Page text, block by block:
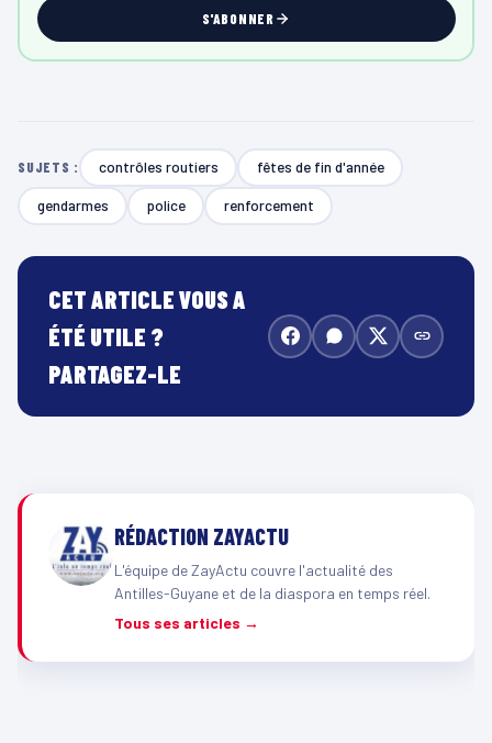
S'ABONNER
SUJETS : contrôles routiers fêtes de fin d'année
gendarmes police renforcement
CET ARTICLE VOUS A
ÉTÉ UTILE ?
PARTAGEZ-LE
RÉDACTION ZAYACTU
L'équipe de ZayActu couvre l'actualité des
Antilles-Guyane et de la diaspora en temps réel.
Tous ses articles →